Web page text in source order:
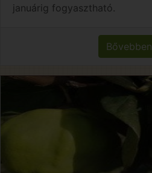
januárig fogyasztható.
Bővebben